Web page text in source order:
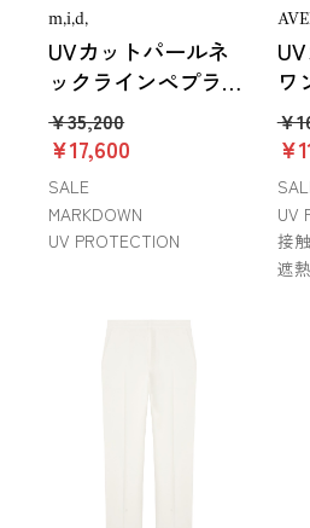
m,i,d,
UVカットパールネ
ックラインペプラム
ニットプルオーバー
￥35,200
￥17,600
SALE
MARKDOWN
UV PROTECTION
ワ
ッ
￥
￥
UV
接
遮